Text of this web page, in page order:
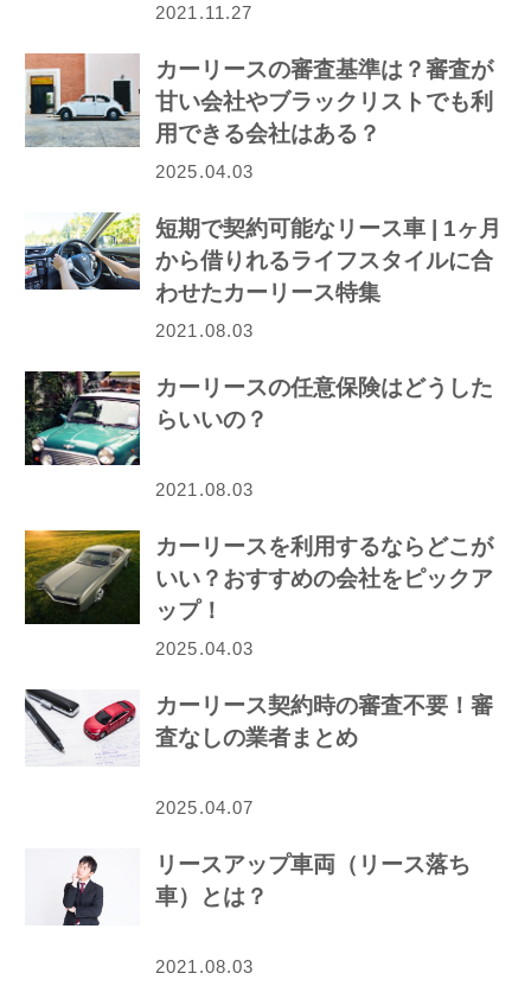
2021.11.27
カーリースの審査基準は？審査が
甘い会社やブラックリストでも利
用できる会社はある？
2025.04.03
短期で契約可能なリース車 | 1ヶ月
から借りれるライフスタイルに合
わせたカーリース特集
2021.08.03
カーリースの任意保険はどうした
らいいの？
2021.08.03
カーリースを利用するならどこが
いい？おすすめの会社をピックア
ップ！
2025.04.03
カーリース契約時の審査不要！審
査なしの業者まとめ
2025.04.07
リースアップ車両（リース落ち
車）とは？
2021.08.03